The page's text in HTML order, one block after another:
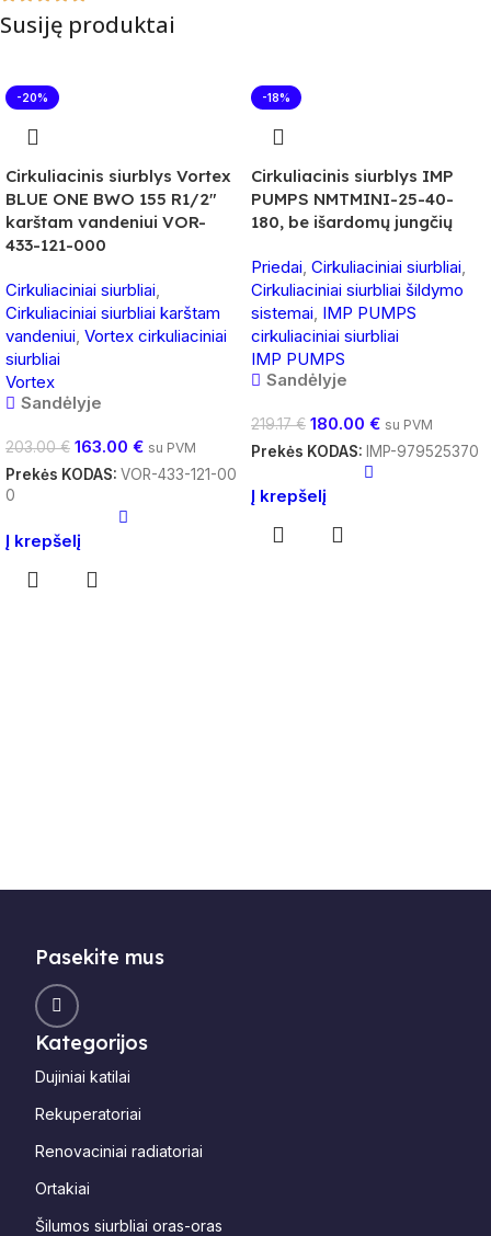
Susiję produktai
-20%
Cirkuliacinis siurblys Vortex
BLUE ONE BWO 155 R1/2″
karštam vandeniui VOR-
433-121-000
Cirkuliaciniai siurbliai,
Cirkuliaciniai siurbliai karštam
vandeniui, Vortex cirkuliaciniai
siurbliai
Vortex
Sandėlyje
203.00€ 163.00 € su PVM
Prekės KODAS: VOR-433-121-00
0
Į krepšelį
-18%
Cirkuliacinis siurblys IMP
PUMPS NMTMINI-25-40-
180, be išardomų jungčių
Priedai, Cirkuliaciniai siurbliai,
Cirkuliaciniai siurbliai šildymo
sistemai, IMP PUMPS
cirkuliaciniai siurbliai
IMP PUMPS
Sandėlyje
219.17€ 180.00 € su PVM
Prekės KODAS: IMP-979525370
Į krepšelį
Pasekite mus
Kategorijos
Dujiniai katilai
Rekuperatoriai
Renovaciniai radiatoriai
Ortakiai
Šilumos siurbliai oras-oras